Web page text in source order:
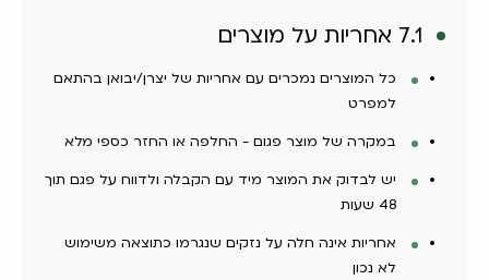
7.1 אחריות על מוצרים
כל המוצרים נמכרים עם אחריות של יצרן/יבואן בהתאם
למפרט
במקרה של מוצר פגום - החלפה או החזר כספי מלא
יש לבדוק את המוצר מיד עם הקבלה ולדווח על פגם תוך
48 שעות
אחריות אינה חלה על נזקים שנגרמו כתוצאה משימוש
לא נכון